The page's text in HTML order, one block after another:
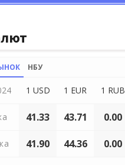
НБУ
1 USD 1 EUR 1 RUB
41.33 43.71 0.00
41.90 44.36 0.00